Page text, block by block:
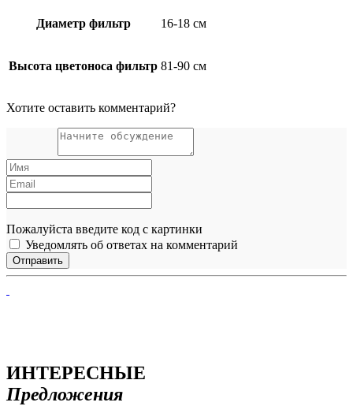
Диаметр фильтр 16-18 см
Высота цветоноса фильтр 81-90 см
Хотите оставить комментарий?
Пожалуйста введите код с картинки
Уведомлять об ответах на комментарий
ИНТЕРЕСНЫЕ
Предложения